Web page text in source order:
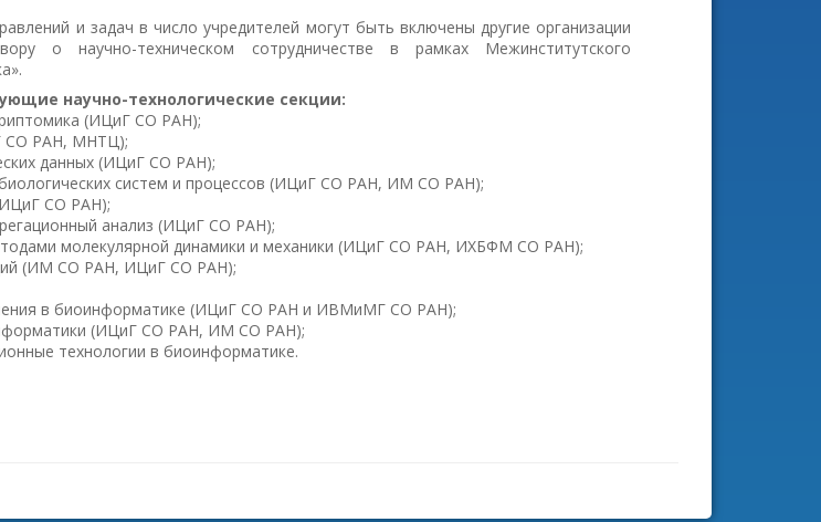
и задач в число учредителей могут быть включены другие организации
о научно-техническом сотрудничестве в рамках Межинститутского
научно-технологические секции:
(ИЦиГ СО РАН);
СО РАН, МНТЦ);
данных (ИЦиГ СО РАН);
систем и процессов (ИЦиГ СО РАН, ИМ СО РАН);
СО РАН);
анализ (ИЦиГ СО РАН);
молекулярной динамики и механики (ИЦиГ СО РАН, ИХБФМ СО РАН);
(ИМ СО РАН, ИЦиГ СО РАН);
в биоинформатике (ИЦиГ СО РАН и ИВМиМГ СО РАН);
(ИЦиГ СО РАН, ИМ СО РАН);
технологии в биоинформатике.